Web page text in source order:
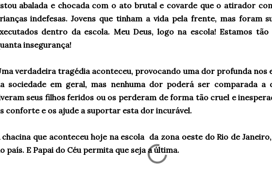
abalada e chocada com o ato brutal e covarde que o atirador
indefesas. Jovens que tinham a vida pela frente, mas foram
dentro da escola. Meu Deus, logo na escola! Estamos tão
insegurança!
verdadeira tragédia aconteceu, provocando uma dor profunda nos
sociedade em geral, mas nenhuma dor poderá ser comparada a
seus filhos feridos ou os perderam de forma tão cruel e
conforte e os ajude a suportar esta dor incurável.
chacina que aconteceu hoje na escola da zona oeste do Rio de
país. E Papai do Céu permita que seja a última.